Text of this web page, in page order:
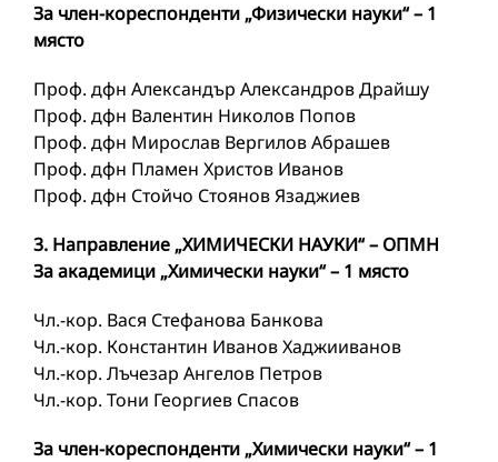
За член-кореспонденти „Физически науки“ – 1
място
Проф. дфн Александър Александров Драйшу
Проф. дфн Валентин Николов Попов
Проф. дфн Мирослав Вергилов Абрашев
Проф. дфн Пламен Христов Иванов
Проф. дфн Стойчо Стоянов Язаджиев
3. Направление „ХИМИЧЕСКИ НАУКИ“ – ОПМН
За академици „Химически науки“ – 1 място
Чл.-кор. Вася Стефанова Банкова
Чл.-кор. Константин Иванов Хаджииванов
Чл.-кор. Лъчезар Ангелов Петров
Чл.-кор. Тони Георгиев Спасов
За член-кореспонденти „Химически науки“ – 1